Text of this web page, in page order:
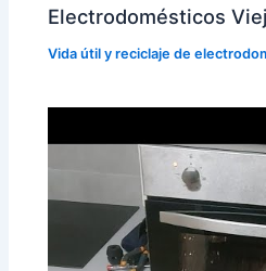
Electrodomésticos
Vida útil y reciclaje de